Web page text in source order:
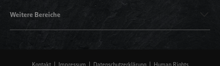
Weitere Bereiche
Kontakt Impressum Datenschutzerklärung Human Rights